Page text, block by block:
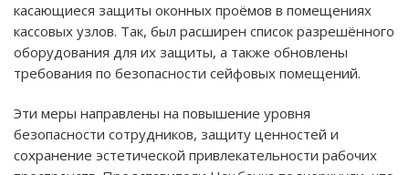
касающиеся защиты оконных проёмов в помещениях
кассовых узлов. Так, был расширен список разрешённого
оборудования для их защиты, а также обновлены
требования по безопасности сейфовых помещений.
Эти меры направлены на повышение уровня
безопасности сотрудников, защиту ценностей и
сохранение эстетической привлекательности рабочих